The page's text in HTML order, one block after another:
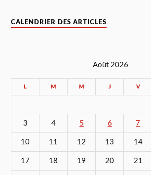
CALENDRIER DES ARTICLES
Août 2026
L M M J V
3 4 5 6 7
10 11 12 13 14
17 18 19 20 21